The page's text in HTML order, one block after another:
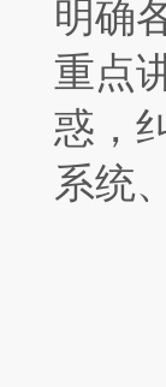
明确
重点
惑，
系统